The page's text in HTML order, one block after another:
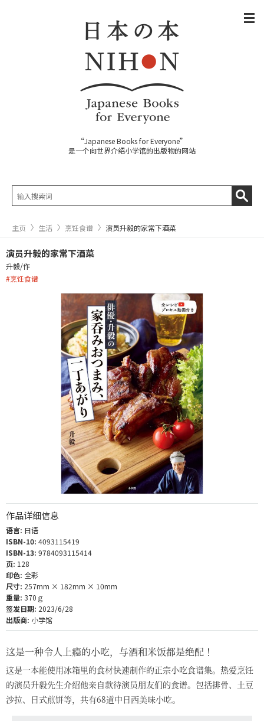
“Japanese Books for Everyone”
是一个向世界介绍小学馆的出版物的网站
主页 生活 烹饪食谱 演员升毅的家常下酒菜
演员升毅的家常下酒菜
升毅/作
#烹饪食谱
作品详细信息
语言: 日语
ISBN-10: 4093115419
ISBN-13: 9784093115414
页: 128
印色: 全彩
尺寸: 257mm × 182mm × 10mm
重量: 370ｇ
签发日期: 2023/6/28
出版商: 小学馆
这是一种令人上瘾的小吃，与酒和米饭都是绝配！
这是一本能使用冰箱里的食材快速制作的正宗小吃食谱集。热爱烹饪
的演员升毅先生介绍他亲自款待演员朋友们的食谱。包括排骨、土豆
沙拉、日式煎饼等，共有68道中日西美味小吃。